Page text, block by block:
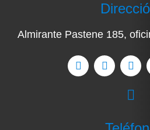
Almirante Pastene 185,